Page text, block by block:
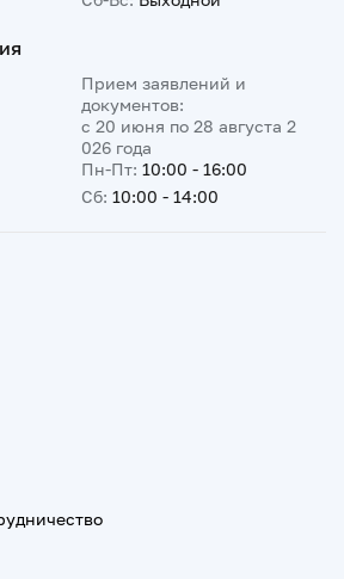
Прием заявлений и
документов:
с 20 июня по 28 августа 2
026 года
Пн-Пт: 10:00 - 16:00
Сб: 10:00 - 14:00